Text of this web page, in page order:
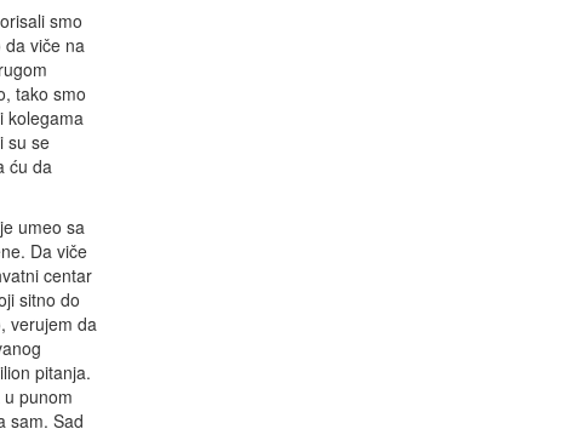
smo
da viče na
tako smo
kolegama
su se
ću da
umeo sa
Da viče
centar
sitno do
verujem da
pitanja.
punom
sam. Sad